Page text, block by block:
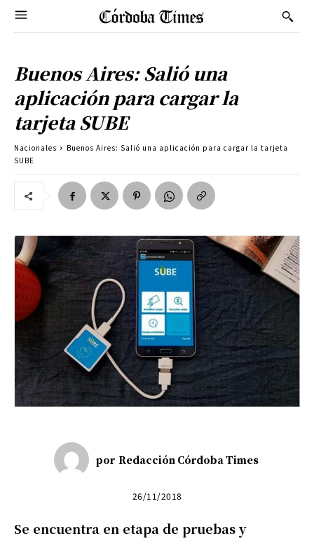
Buenos Aires: Salió una
aplicación para cargar la
tarjeta SUBE
Nacionales
Buenos Aires: Salió una aplicación para cargar la tarjeta
SUBE
por Redacción Córdoba Times
26/11/2018
Se encuentra en etapa de pruebas y